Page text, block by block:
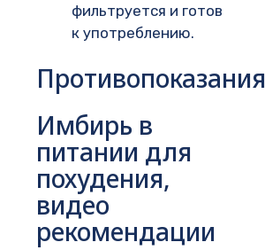
фильтруется и готов
к употреблению.
Противопоказания
Имбирь в
питании для
похудения,
видео
рекомендации